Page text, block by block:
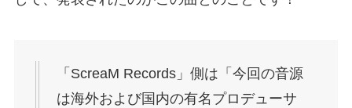
「ScreaM Records」側は「今回の音源
は海外および国内の有名プロデューサ